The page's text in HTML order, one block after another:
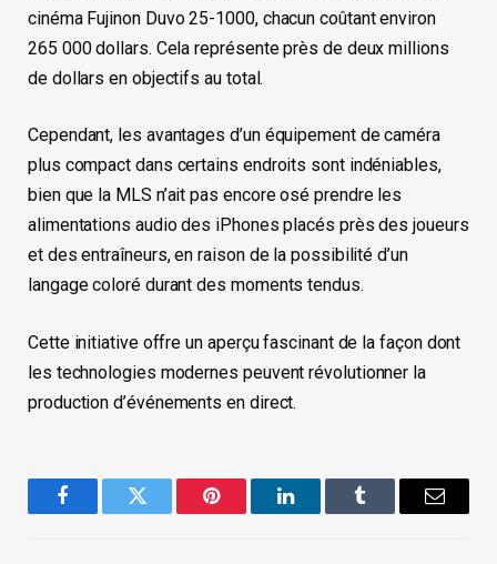
cinéma Fujinon Duvo 25-1000, chacun coûtant environ
265 000 dollars. Cela représente près de deux millions
de dollars en objectifs au total.
Cependant, les avantages d’un équipement de caméra
plus compact dans certains endroits sont indéniables,
bien que la MLS n’ait pas encore osé prendre les
alimentations audio des iPhones placés près des joueurs
et des entraîneurs, en raison de la possibilité d’un
langage coloré durant des moments tendus.
Cette initiative offre un aperçu fascinant de la façon dont
les technologies modernes peuvent révolutionner la
production d’événements en direct.
FacebookTwitter Pinterest LinkedInTumblr Email